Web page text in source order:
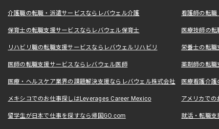
介護職の転職・派遣サービスならレバウェル介護 看護師の転
保育士の転職支援サービスならレバウェル保育士 医療技師の
リハビリ職の転職支援サービスならレバウェルリハビリ 栄養士の転
医師の転職支援サービスならレバウェル医師 薬剤師の転
医療・ヘルスケア業界の課題解決支援ならレバウェル株式会社 医療看護介
メキシコでのお仕事探しはLeverages Career Mexico アメリカで
留学生が日本で仕事を探すなら帰国GO.com 就活・転職